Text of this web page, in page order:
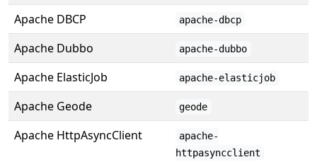
Apache DBCP apache-dbcp
Apache Dubbo apache-dubbo
Apache ElasticJob apache-elasticjob
Apache Geode geode
Apache HttpAsyncClient
apache-
httpasyncclient